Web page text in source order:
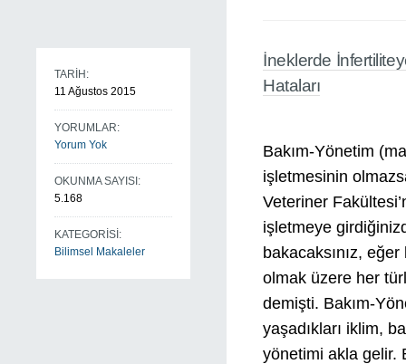
TARİH:
11 Ağustos 2015
YORUMLAR:
Yorum Yok
OKUNMA SAYISI:
5.168
KATEGORİSİ:
Bilimsel Makaleler
İneklerde
Hataları
Bakım-Yönetim
işletmesinin
Veteriner
işletmeye
bakacaksınız,
olmak üzere her
demişti. Bakım-
yaşadıkları iklim,
yönetimi akla gelir.